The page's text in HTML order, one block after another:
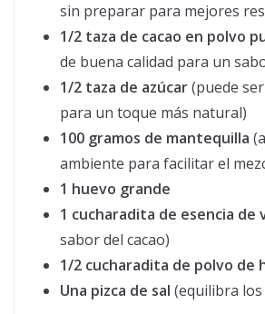
sin preparar para mejores
1/2 taza de cacao en polvo
de buena calidad para un
1/2 taza de azúcar(puede
para un toque más natural)
100 gramos de mantequilla
ambiente para facilitar el
1 huevo grande
1 cucharadita de esencia de
sabor del cacao)
1/2 cucharadita de polvo de
Una pizca de sal (equilibra